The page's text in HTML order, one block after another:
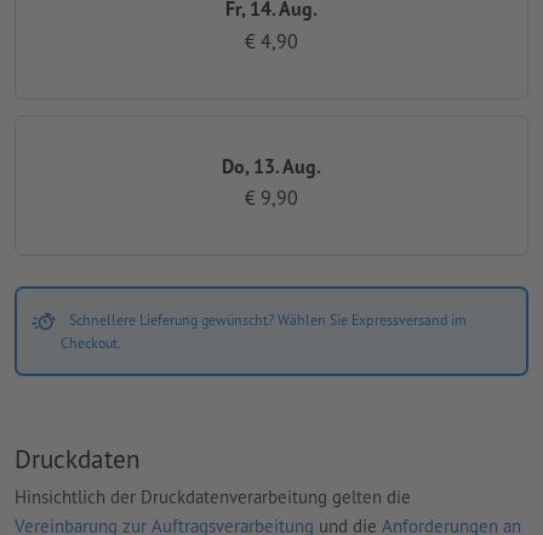
Fr, 14. Aug.
€ 4,90
Do, 13. Aug.
€ 9,90
Schnellere Lieferung gewünscht? Wählen Sie Expressversand im
Checkout.
Druckdaten
Hinsichtlich der Druckdatenverarbeitung gelten die
Vereinbarung zur Auftragsverarbeitung und die Anforderungen an